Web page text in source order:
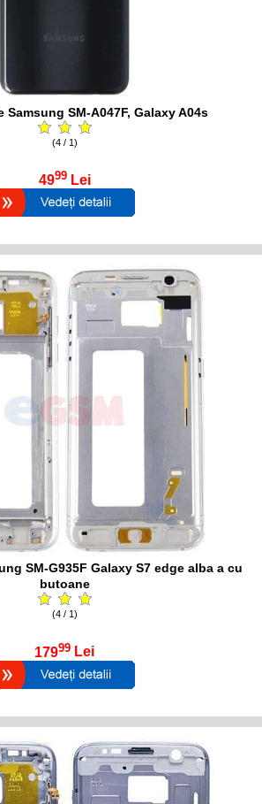
Samsung SM-A047F, Galaxy A04s
(4 / 1)
4999 Lei
SM-G935F Galaxy S7 edge alba a cu
butoane
(4 / 1)
17999 Lei